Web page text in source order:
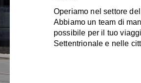
Operiamo nel settore del
Abbiamo un team di
possibile per il tuo
Settentrionale e nelle